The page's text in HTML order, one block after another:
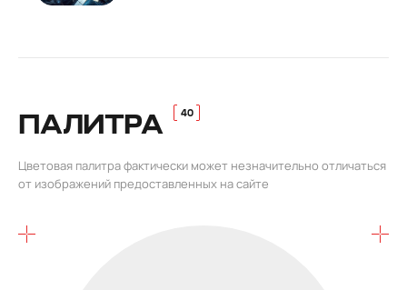
ПАЛИТРА
Цветовая палитра фактически может незначительно отличаться
от изображений предоставленных на сайте